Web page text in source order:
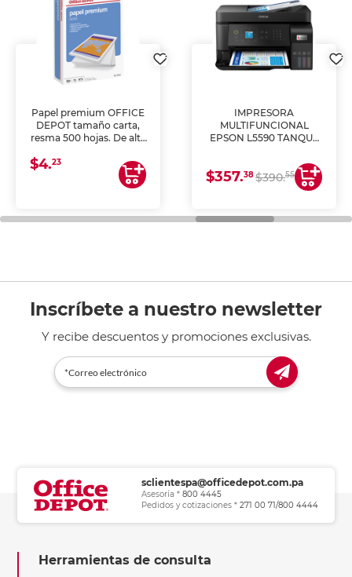
Papel premium OFFICE
DEPOT tamaño carta,
resma 500 hojas. De alta
uniforme, ideal para
impresoras de inyección
de tinta y láser,
general de oficina.
$4.23
IMPRESORA
MULTIFUNCIONAL
EPSON L5590 TANQUE
COPIA Y ESCANEA)
$357.38$390.55
Inscríbete a nuestro newsletter
Y recibe descuentos y promociones exclusivas.
sclientespa@officedepot.com.pa
Asesoría * 800 4445
Pedidos y cotizaciones * 271 00 71/800 4444
Herramientas de consulta